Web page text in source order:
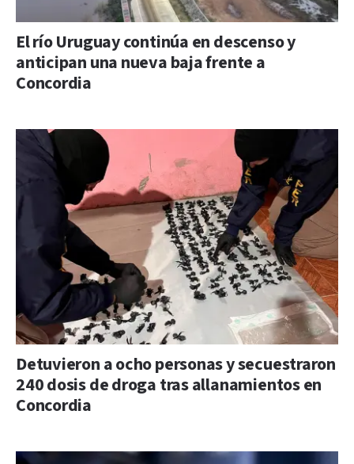
El río Uruguay continúa en descenso y
anticipan una nueva baja frente a
Concordia
Detuvieron a ocho personas y secuestraron
240 dosis de droga tras allanamientos en
Concordia